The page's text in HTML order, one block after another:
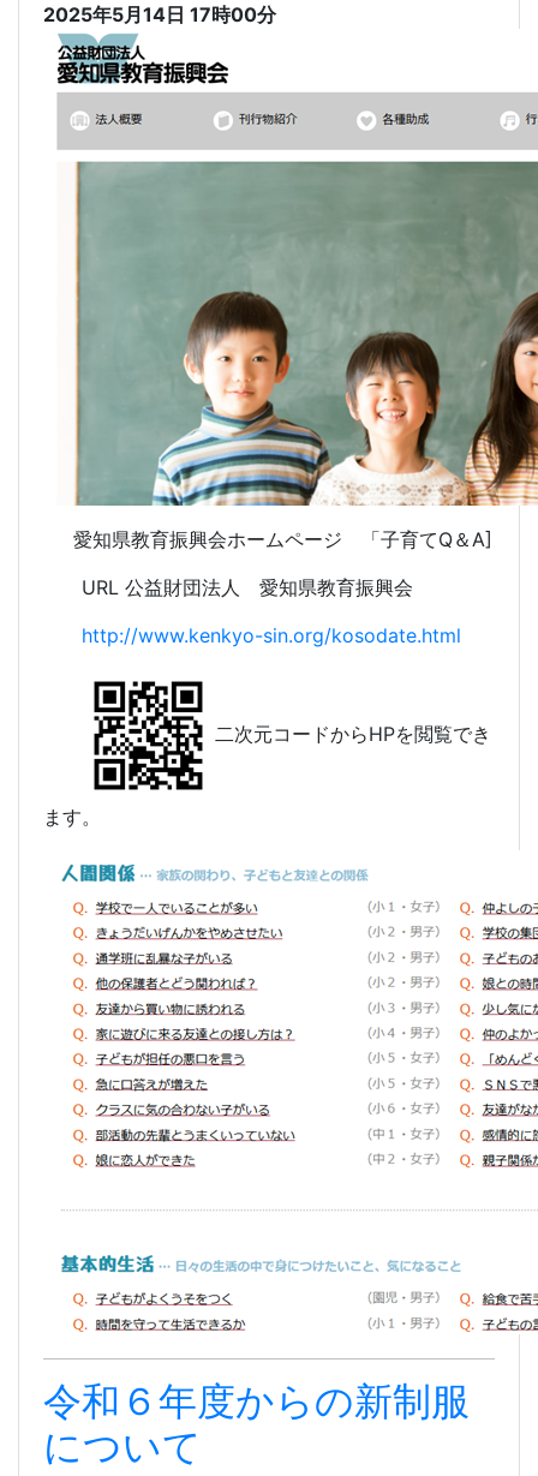
2025年5月14日 17時00分
愛知県教育振興会ホームページ 「子育てQ＆A]
URL 公益財団法人 愛知県教育振興会
http://www.kenkyo-sin.org/kosodate.html
二次元コードからHPを閲覧でき
ます。
令和６年度からの新制服
について